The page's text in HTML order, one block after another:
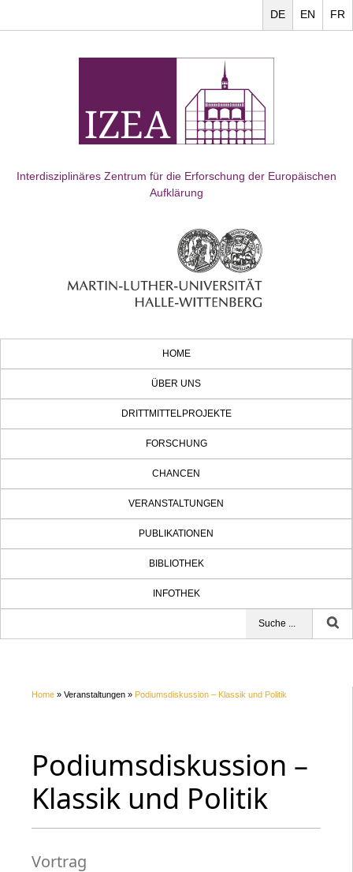
FR
EN
DE
Interdisziplinäres Zentrum für die Erforschung der Europäischen
Aufklärung
HOME
ÜBER UNS
DRITTMITTELPROJEKTE
FORSCHUNG
CHANCEN
VERANSTALTUNGEN
PUBLIKATIONEN
BIBLIOTHEK
INFOTHEK
Home » Veranstaltungen » Podiumsdiskussion – Klassik und Politik
Podiumsdiskussion –
Klassik und Politik
Vortrag